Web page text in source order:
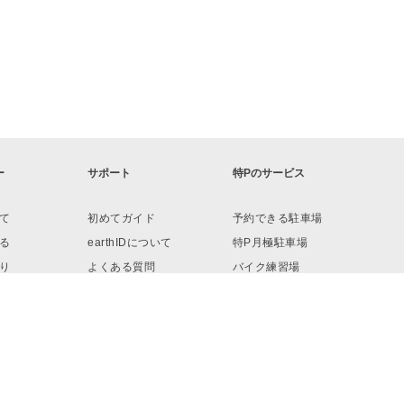
サポート
初めてガイド
earthIDについて
よくある質問
特Pのサービス
予約できる駐車場
特P月極駐車場
バイク練習場